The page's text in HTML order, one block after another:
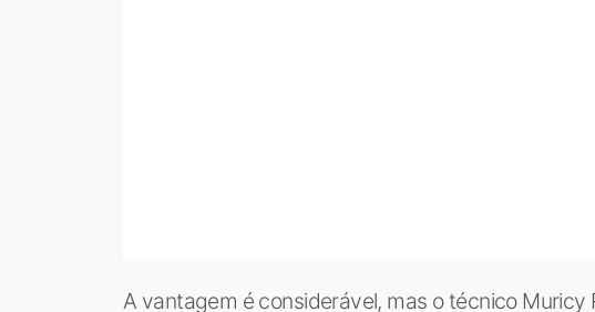
A vantagem é considerável, mas o técnico